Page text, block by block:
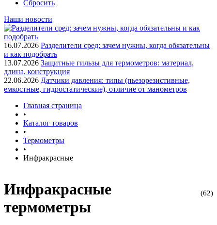
Сбросить
Наши новости
16.07.2026 Разделители сред: зачем нужны, когда обязательны
и как подобрать
13.07.2026 Защитные гильзы для термометров: материал,
длина, конструкция
22.06.2026 Датчики давления: типы (пьезорезистивные,
емкостные, гидростатические), отличие от манометров
Главная страница
•
Каталог товаров
•
Термометры
•
Инфракрасные
Инфракрасные
термометры
(62)